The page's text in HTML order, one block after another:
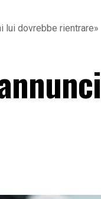
lui dovrebbe rientrare»